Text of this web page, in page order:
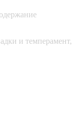
и темперамент,